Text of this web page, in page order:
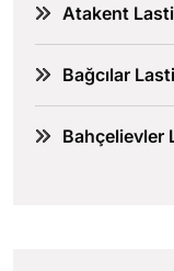
Atakent
Bağcılar
Bahçelievler